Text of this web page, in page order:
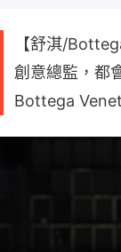
【舒淇/
創意總監，都
Bottega